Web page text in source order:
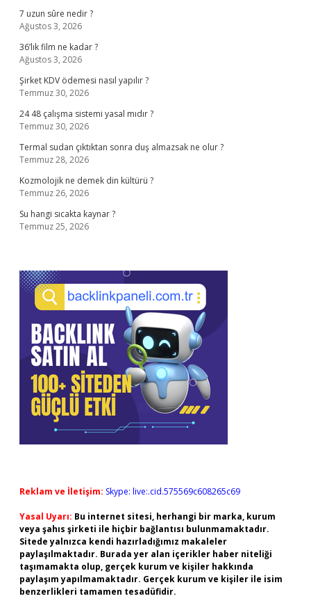
7 uzun sûre nedir ?
Ağustos 3, 2026
36’lık film ne kadar ?
Ağustos 3, 2026
Şirket KDV ödemesi nasıl yapılır ?
Temmuz 30, 2026
24 48 çalışma sistemi yasal mıdır ?
Temmuz 30, 2026
Termal sudan çıktıktan sonra duş almazsak ne olur ?
Temmuz 28, 2026
Kozmolojik ne demek din kültürü ?
Temmuz 26, 2026
Su hangi sıcakta kaynar ?
Temmuz 25, 2026
Reklam ve İletişim: Skype: live:.cid.575569c608265c69
Yasal Uyarı: Bu internet sitesi, herhangi bir marka, kurum
veya şahıs şirketi ile hiçbir bağlantısı bulunmamaktadır.
Sitede yalnızca kendi hazırladığımız makaleler
paylaşılmaktadır. Burada yer alan içerikler haber niteliği
taşımamakta olup, gerçek kurum ve kişiler hakkında
paylaşım yapılmamaktadır. Gerçek kurum ve kişiler ile isim
benzerlikleri tamamen tesadüfidir.